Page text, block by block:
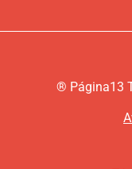
® Página13